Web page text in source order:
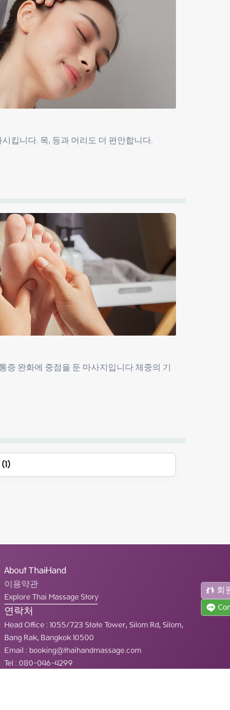
킵니다. 목, 등과 머리도 더 편안합니다.
완화에 중점을 둔 마사지입니다 체중의 기
About ThaiHand
이용약관
Explore Thai Massage Story
연락처
Head Office:1055/723 State Tower, Silom Rd, Silom,
Bang Rak, Bangkok 10500
Email :booking@thaihandmassage.com
Tel:080-046-4299
회